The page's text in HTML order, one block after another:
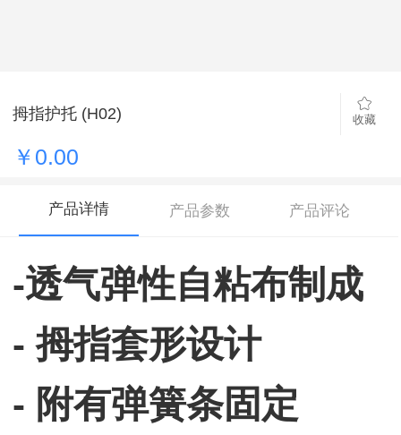
拇指护托 (H02) 收藏
￥0.00
产品详情 产品参数 产品评论
-透气弹性自粘布制成
- 拇指套形设计
- 附有弹簧条固定